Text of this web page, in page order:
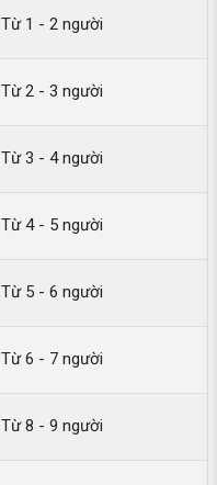
Từ 1 - 2 người
Từ 2 - 3 người
Từ 3 - 4 người
Từ 4 - 5 người
Từ 5 - 6 người
Từ 6 - 7 người
Từ 8 - 9 người